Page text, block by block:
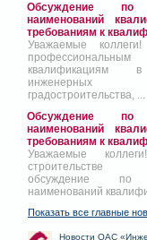
Обсуждение по
наименований
требованиям к
Уважаемые
профессиональным
квалификациям
инженерных
градостроительства, ...
Обсуждение по
наименований
требованиям к
Уважаемые
строительстве
обсуждение по
наименований
Показать все главные
Новости ОАС